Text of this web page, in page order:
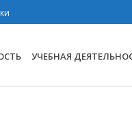
УЧЕБНАЯ